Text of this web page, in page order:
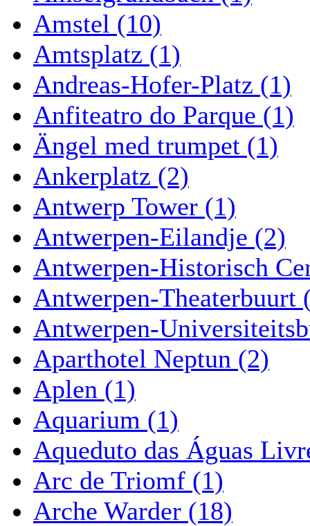
Amstel (10)
Amtsplatz (1)
Andreas-Hofer-Platz (1)
Anfiteatro do Parque (1)
Ängel med trumpet (1)
Ankerplatz (2)
Antwerp Tower (1)
Antwerpen-Eilandje (2)
Antwerpen-Historisch
Antwerpen-Theaterbuurt
Antwerpen-
Aparthotel Neptun (2)
Aplen (1)
Aquarium (1)
Aqueduto das Águas
Arc de Triomf (1)
Arche Warder (18)